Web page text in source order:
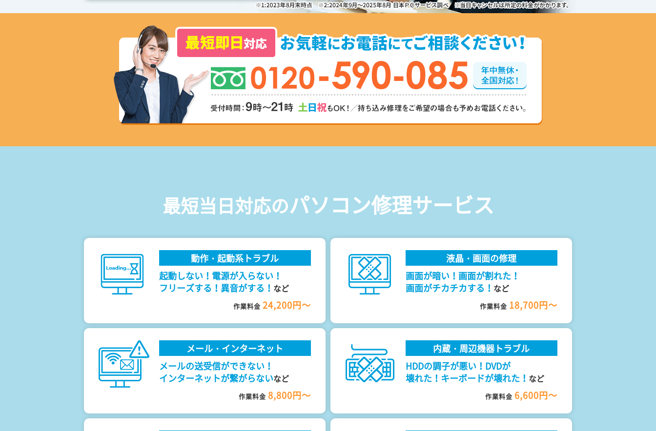
最短当日対応のパソコン修理サービス
動作・起動系トラブル
起動しない！電源が入らない！
フリーズする！異音がする！ など
作業料金 24,200円～
液晶・画面の修理
画面が暗い！画面が割れた！
画面がチカチカする！ など
作業料金 18,700円～
メール・インターネット
メールの送受信ができない！
インターネットが繋がらないなど
作業料金 8,800円～
内蔵・周辺機器トラブル
HDDの調子が悪い！DVDが
壊れた！キーボードが壊れた！ など
作業料金 6,600円～